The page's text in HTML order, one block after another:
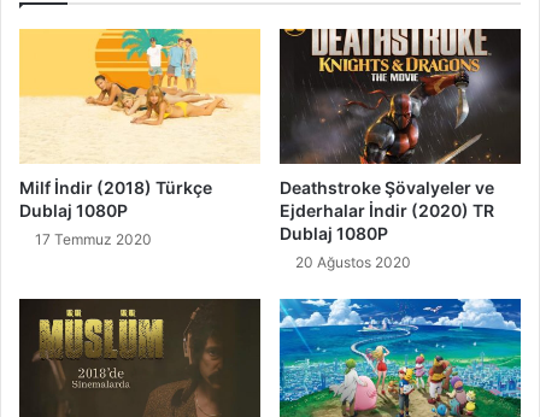
Milf İndir (2018) Türkçe
Dublaj 1080P
17 Temmuz 2020
Deathstroke Şövalyeler ve
Ejderhalar İndir (2020) TR
Dublaj 1080P
20 Ağustos 2020